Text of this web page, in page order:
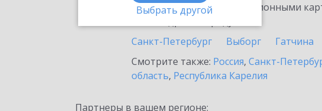
Выбрать другой
Ознакомьтесь с информационными
Санкт-Петербург
Выборг Гатчина
Смотрите также: Россия, Санкт-
область, Республика Карелия
Партнеры в вашем регионе: